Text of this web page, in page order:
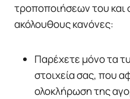
τροποποιήσεων του
ακόλουθους κανόνες:
Παρέχετε μόνο τα
στοιχεία σας, που
ολοκλήρωση της